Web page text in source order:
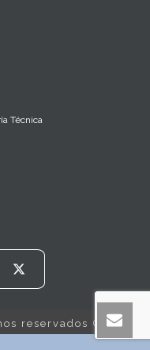
Técnica
reservados © 2022